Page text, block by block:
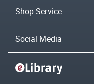
Shop-Service
Social Media